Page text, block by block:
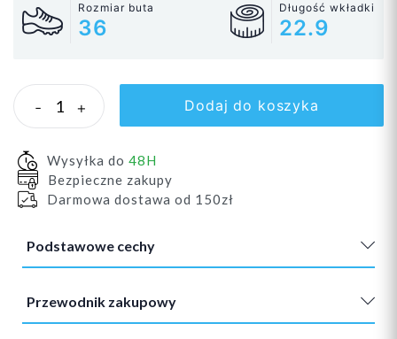
Rozmiar buta
36
Długość wkładki
22.9
- + Dodaj do koszyka
Wysyłka do 48H
Bezpieczne zakupy
Darmowa dostawa od 150zł
Podstawowe cechy
Przewodnik zakupowy